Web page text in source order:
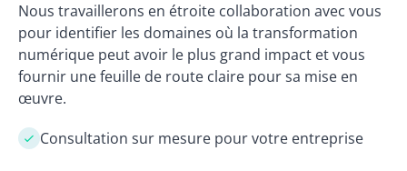
Nous travaillerons en étroite collaboration avec vous
pour identifier les domaines où la transformation
numérique peut avoir le plus grand impact et vous
fournir une feuille de route claire pour sa mise en
œuvre.
Consultation sur mesure pour votre entreprise